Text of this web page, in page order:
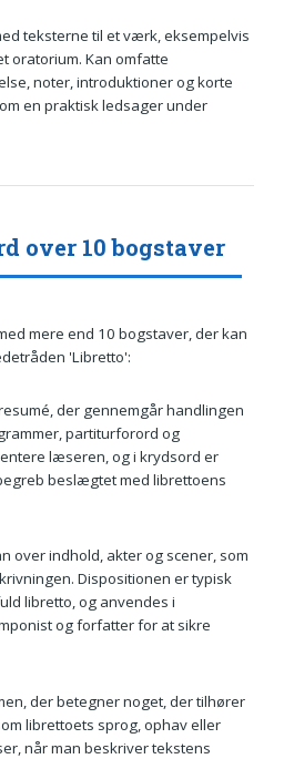
teksterne til et værk, eksempelvis
oratorium. Kan omfatte
noter, introduktioner og korte
en praktisk ledsager under
over 10 bogstaver
mere end 10 bogstaver, der kan
'Libretto':
der gennemgår handlingen
partiturforord og
læseren, og i krydsord er
beslægtet med librettoens
over indhold, akter og scener, som
Dispositionen er typisk
libretto, og anvendes i
og forfatter for at sikre
der betegner noget, der tilhører
librettoets sprog, ophav eller
når man beskriver tekstens